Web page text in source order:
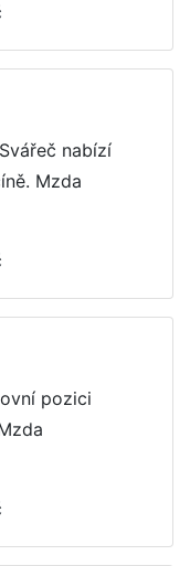
nabízí
Mzda
pozici